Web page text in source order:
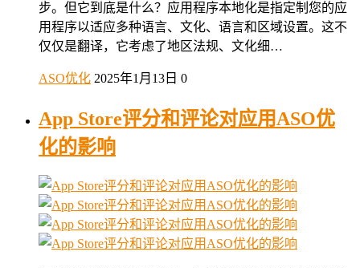
步。但它到底是什么？应用程序本地化是指定制您的应
用程序以适应多种语言、文化、语言和区域设置。这不
仅仅是翻译，它考虑了地区法规、文化细…
ASO优化 2025年1月13日 0
App Store评分和评论对应用ASO优
化的影响